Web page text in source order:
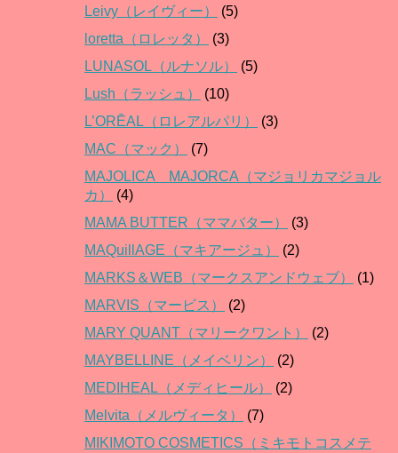
Leivy（レイヴィー）
(5)
loretta（ロレッタ）
(3)
LUNASOL（ルナソル）
(5)
Lush（ラッシュ）
(10)
L’ORĒAL（ロレアルパリ）
(3)
MAC（マック）
(7)
MAJOLICA MAJORCA（マジョリカマジョル
カ）
(4)
MAMA BUTTER（ママバター）
(3)
MAQuillAGE（マキアージュ）
(2)
MARKS＆WEB（マークスアンドウェブ）
(1)
MARVIS（マービス）
(2)
MARY QUANT（マリークワント）
(2)
MAYBELLINE（メイベリン）
(2)
MEDIHEAL（メディヒール）
(2)
Melvita（メルヴィータ）
(7)
MIKIMOTO COSMETICS（ミキモトコスメテ